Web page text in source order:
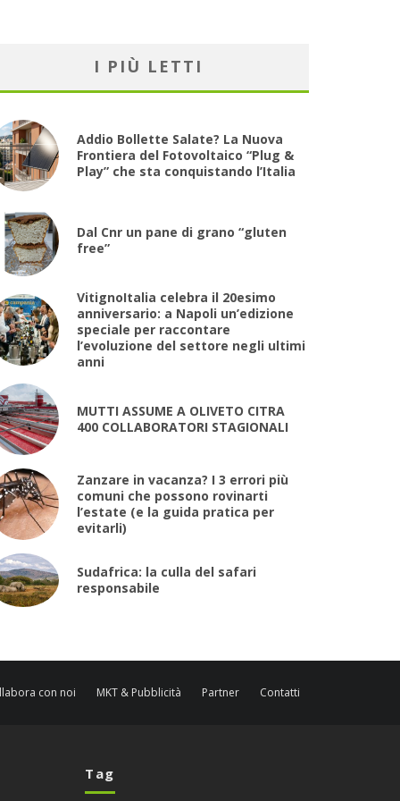
I PIÙ LETTI
Addio Bollette Salate? La Nuova
Frontiera del Fotovoltaico “Plug &
Play” che sta conquistando l’Italia
Dal Cnr un pane di grano “gluten
free”
VitignoItalia celebra il 20esimo
anniversario: a Napoli un’edizione
speciale per raccontare
l’evoluzione del settore negli ultimi
anni
MUTTI ASSUME A OLIVETO CITRA
400 COLLABORATORI STAGIONALI
Zanzare in vacanza? I 3 errori più
comuni che possono rovinarti
l’estate (e la guida pratica per
evitarli)
Sudafrica: la culla del safari
responsabile
con noi MKT & Pubblicità Partner Contatti
Tag